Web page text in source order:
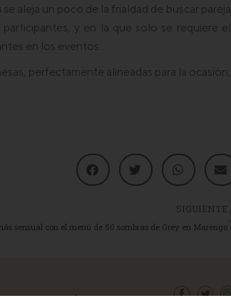
se aleja un poco de la frialdad de buscar pareja
y en la que solo se requiere el
en los eventos.
perfectamente alineadas para la ocasión,
SIGUIENTE
sensual con el menú de 50 sombras de Grey en Marengo